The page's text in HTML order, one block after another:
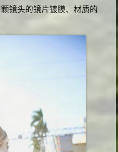
镜头的镜片镀膜、材质的